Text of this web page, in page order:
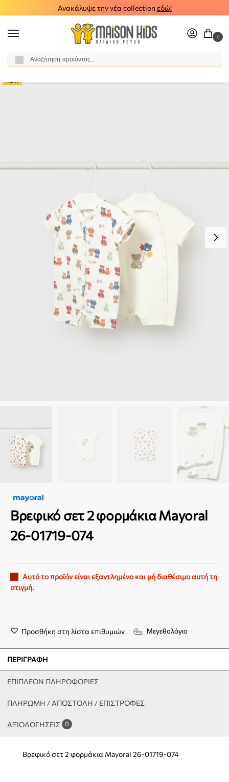
Ανακάλυψε την νέα collection εδώ!
0
Αρχική σελίδα / Βρεφικό Αγόρι
Βρεφικό σετ 2 φορμάκια Mayoral
26-01719-074
Αυτό το προϊόν είναι εξαντλημένο και μή διαθέσιμο αυτή τη
στιγμή.
Προσθήκη στη λίστα επιθυμιών Μεγεθολόγιο
ΠΕΡΙΓΡΑΦΉ
ΕΠΙΠΛΈΟΝ ΠΛΗΡΟΦΟΡΊΕΣ
ΠΛΗΡΩΜΗ / ΑΠΟΣΤΟΛΗ / ΕΠΙΣΤΡΟΦΕΣ
ΑΞΙΟΛΟΓΉΣΕΙΣ 0
Βρεφικό σετ 2 φορμάκια Mayoral 26-01719-074